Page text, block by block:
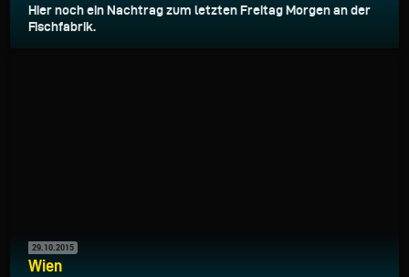
Hier noch ein Nachtrag zum letzten Freitag Morgen an der
Fischfabrik.
29.10.2015
Wien